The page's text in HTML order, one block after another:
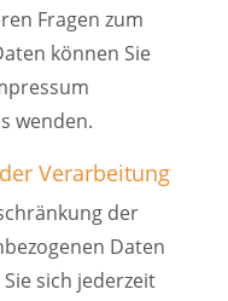
Fragen zum
können Sie
wenden.
Verarbeitung
der
Daten
sich jederzeit